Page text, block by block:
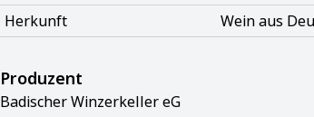
Herkunft
Wein aus
Produzent
Badischer Winzerkeller eG